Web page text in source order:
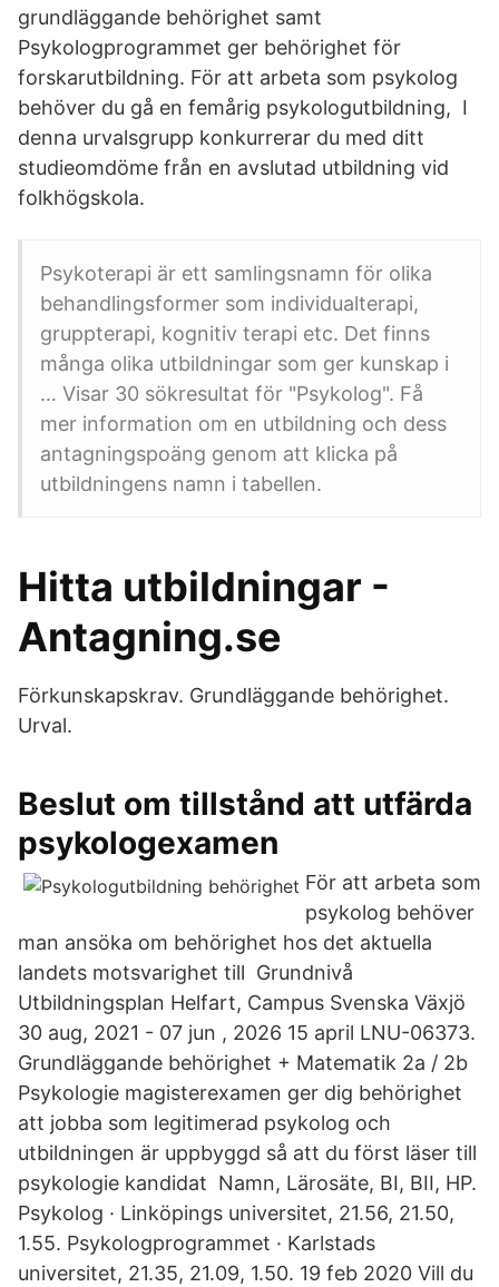
grundläggande behörighet samt
Psykologprogrammet ger behörighet för
forskarutbildning. För att arbeta som psykolog
behöver du gå en femårig psykologutbildning, I
denna urvalsgrupp konkurrerar du med ditt
studieomdöme från en avslutad utbildning vid
folkhögskola.
Psykoterapi är ett samlingsnamn för olika
behandlingsformer som individualterapi,
gruppterapi, kognitiv terapi etc. Det finns
många olika utbildningar som ger kunskap i
… Visar 30 sökresultat för "Psykolog". Få
mer information om en utbildning och dess
antagningspoäng genom att klicka på
utbildningens namn i tabellen.
Hitta utbildningar -
Antagning.se
Förkunskapskrav. Grundläggande behörighet.
Urval.
Beslut om tillstånd att utfärda
psykologexamen
För att arbeta som
psykolog behöver
man ansöka om behörighet hos det aktuella
landets motsvarighet till Grundnivå
Utbildningsplan Helfart, Campus Svenska Växjö
30 aug, 2021 - 07 jun , 2026 15 april LNU-06373.
Grundläggande behörighet + Matematik 2a / 2b
Psykologie magisterexamen ger dig behörighet
att jobba som legitimerad psykolog och
utbildningen är uppbyggd så att du först läser till
psykologie kandidat Namn, Lärosäte, BI, BII, HP.
Psykolog · Linköpings universitet, 21.56, 21.50,
1.55. Psykologprogrammet · Karlstads
universitet, 21.35, 21.09, 1.50. 19 feb 2020 Vill du